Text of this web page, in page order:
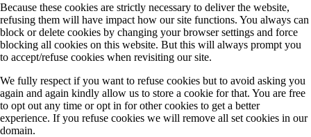
Because these cookies are strictly necessary to deliver the website,
refusing them will have impact how our site functions. You always can
block or delete cookies by changing your browser settings and force
blocking all cookies on this website. But this will always prompt you
to accept/refuse cookies when revisiting our site.
We fully respect if you want to refuse cookies but to avoid asking you
again and again kindly allow us to store a cookie for that. You are free
to opt out any time or opt in for other cookies to get a better
experience. If you refuse cookies we will remove all set cookies in our
domain.